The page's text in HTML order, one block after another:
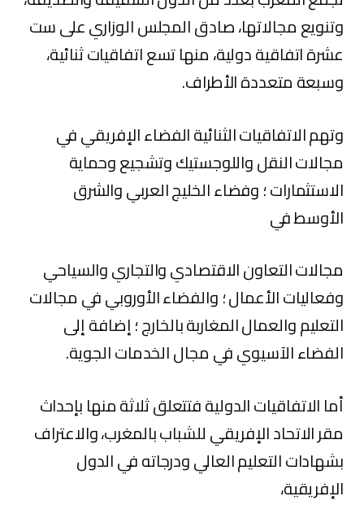
وتنويع مجالاتها، صادق المجلس الوزاري على ست
عشرة اتفاقية دولية، منها تسع اتفاقيات ثنائية،
وسبعة متعددة الأطراف.
وتهم الاتفاقيات الثنائية الفضاء الإفريقي في
مجالات النقل واللوجستيك وتشجيع وحماية
الاستثمارات ؛ وفضاء الخليج العربي والشرق
الأوسط في
مجالات التعاون الاقتصادي والتجاري والسياحي
وفعاليات الأعمال ؛ والفضاء الأوروبي في مجالات
التعليم والعمال المغاربة بالخارج ؛ إضافة إلى
الفضاء الآسيوي في مجال الخدمات الجوية.
أما الاتفاقيات الدولية فتتعلق ثلاثة منها بإحداث
مقر الاتحاد الإفريقي للشباب بالمغرب، والاعتراف
بشهادات التعليم العالي ودرجاته في الدول
الإفريقية،